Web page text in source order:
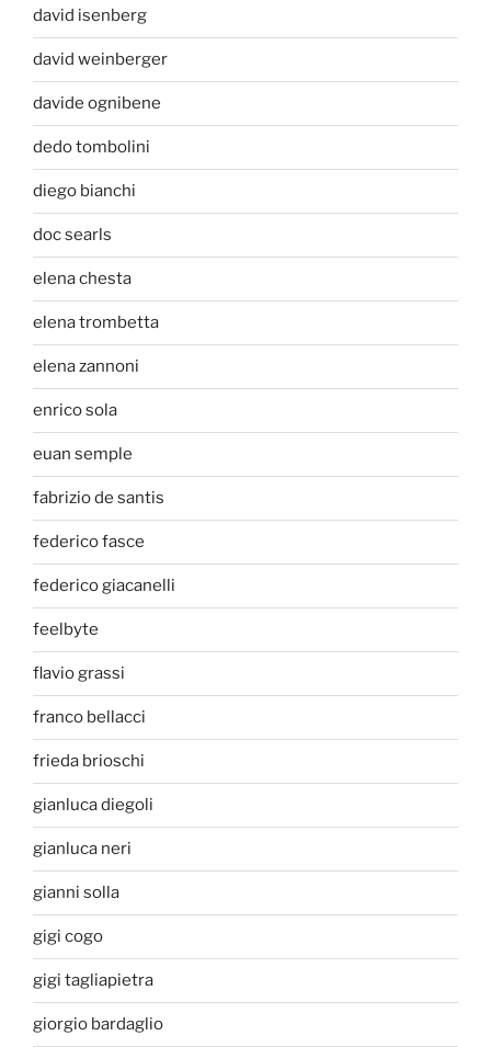
david isenberg
david weinberger
davide ognibene
dedo tombolini
diego bianchi
doc searls
elena chesta
elena trombetta
elena zannoni
enrico sola
euan semple
fabrizio de santis
federico fasce
federico giacanelli
feelbyte
flavio grassi
franco bellacci
frieda brioschi
gianluca diegoli
gianluca neri
gianni solla
gigi cogo
gigi tagliapietra
giorgio bardaglio